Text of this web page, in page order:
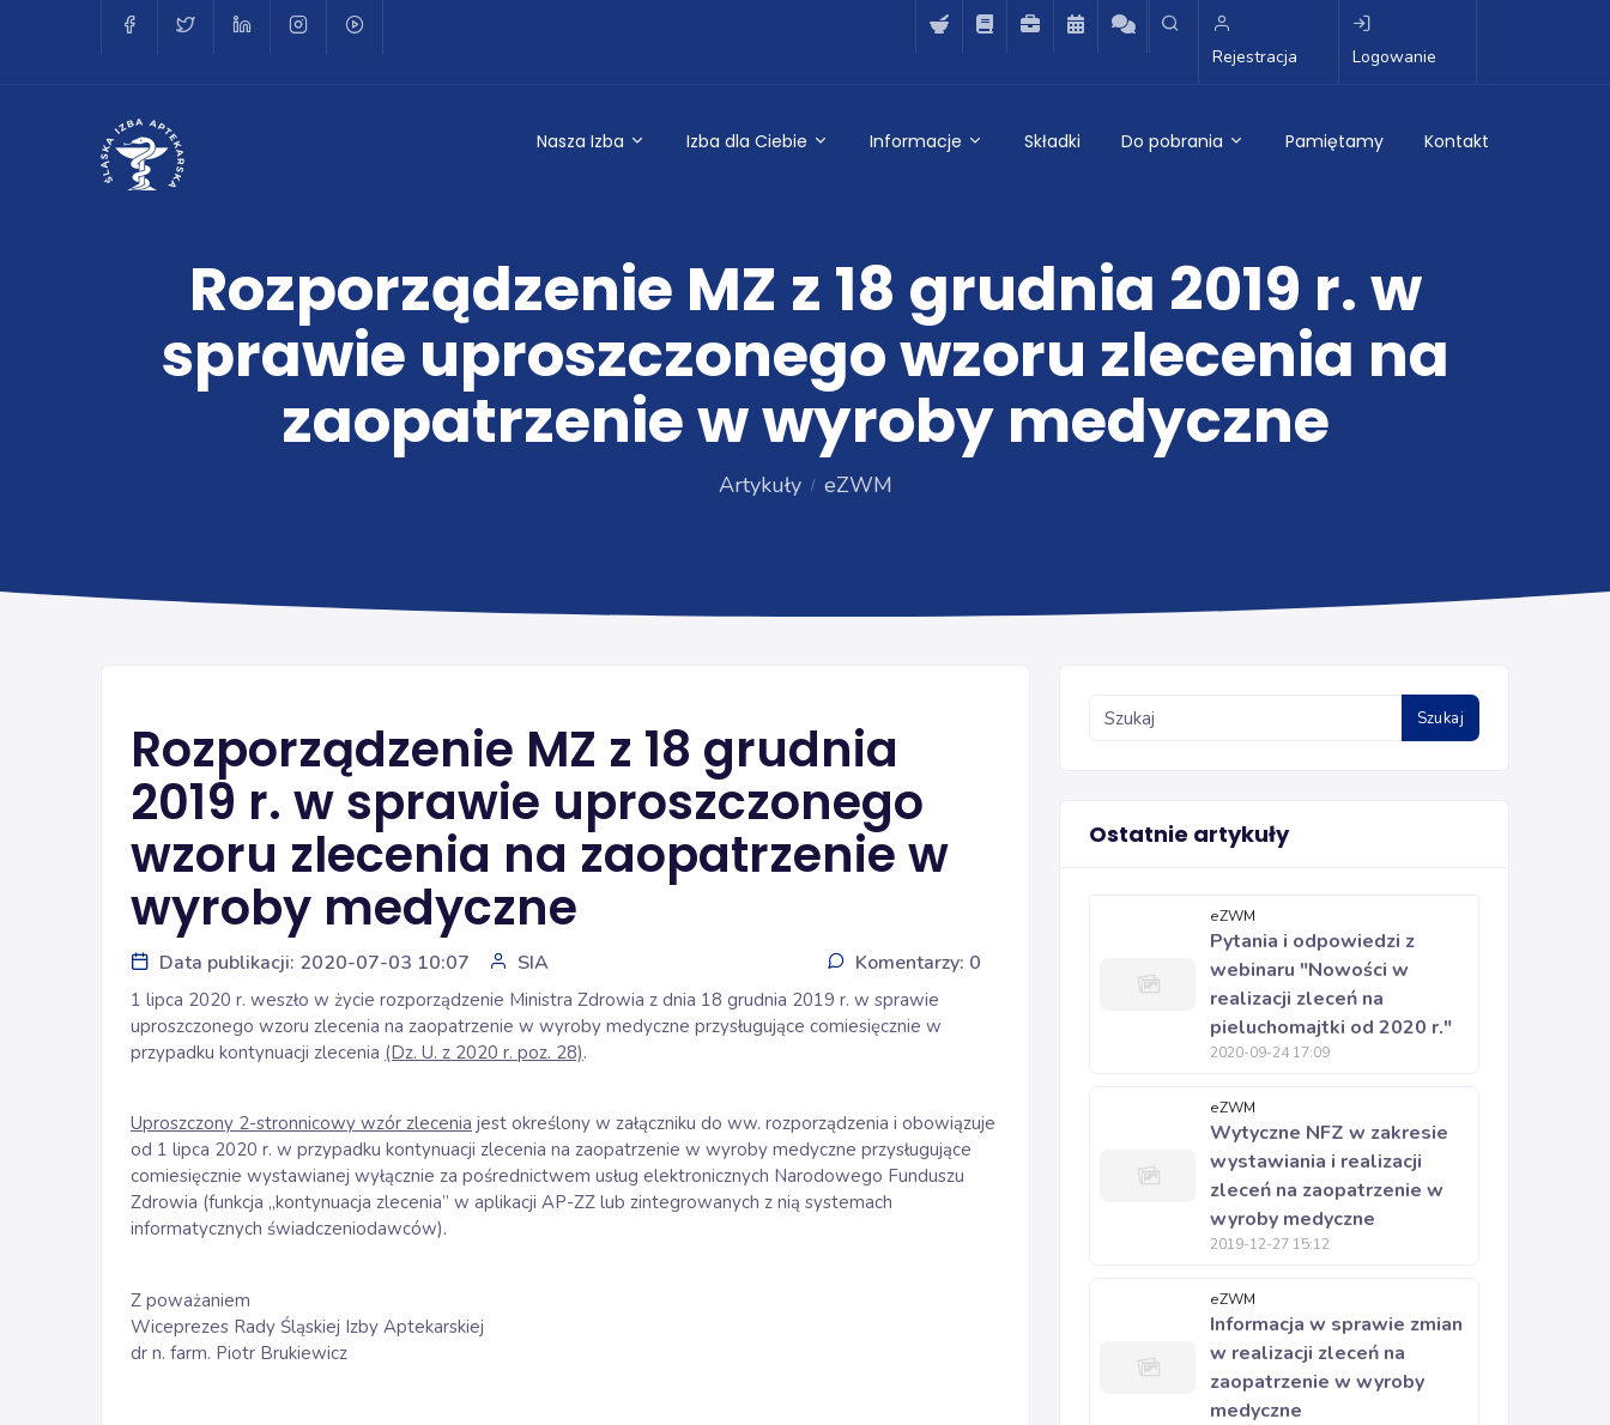
Rejestracja Logowanie
Nasza Izba Izba dla Ciebie Informacje Składki Do pobrania Pamiętamy Kontakt
Rozporządzenie MZ z 18 grudnia 2019 r. w
sprawie uproszczonego wzoru zlecenia na
zaopatrzenie w wyroby medyczne
Artykuły eZWM
Rozporządzenie MZ z 18 grudnia
2019 r. w sprawie uproszczonego
wzoru zlecenia na zaopatrzenie w
wyroby medyczne
Data publikacji: 2020-07-03 10:07 SIA Komentarzy: 0
1 lipca 2020 r. weszło w życie rozporządzenie Ministra Zdrowia z dnia 18 grudnia 2019 r. w sprawie
uproszczonego wzoru zlecenia na zaopatrzenie w wyroby medyczne przysługujące comiesięcznie w
przypadku kontynuacji zlecenia (Dz. U. z 2020 r. poz. 28).
Uproszczony 2-stronnicowy wzór zlecenia jest określony w załączniku do ww. rozporządzenia i obowiązuje
od 1 lipca 2020 r. w przypadku kontynuacji zlecenia na zaopatrzenie w wyroby medyczne przysługujące
comiesięcznie wystawianej wyłącznie za pośrednictwem usług elektronicznych Narodowego Funduszu
Zdrowia (funkcja „kontynuacja zlecenia” w aplikacji AP-ZZ lub zintegrowanych z nią systemach
informatycznych świadczeniodawców).
Z poważaniem
Wiceprezes Rady Śląskiej Izby Aptekarskiej
dr n. farm. Piotr Brukiewicz
Szukaj
Ostatnie artykuły
eZWM
Pytania i odpowiedzi z
webinaru "Nowości w
realizacji zleceń na
pieluchomajtki od 2020 r."
2020-09-24 17:09
eZWM
Wytyczne NFZ w zakresie
wystawiania i realizacji
zleceń na zaopatrzenie w
wyroby medyczne
2019-12-27 15:12
eZWM
Informacja w sprawie zmian
w realizacji zleceń na
zaopatrzenie w wyroby
medyczne